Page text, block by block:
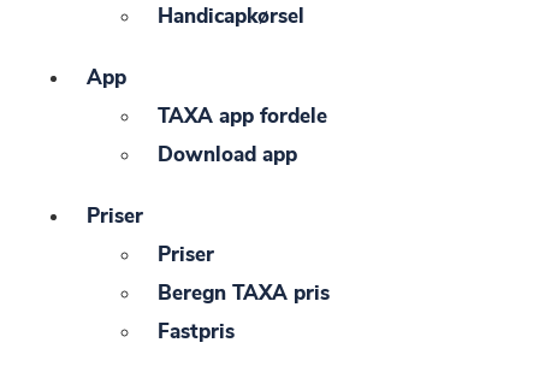
Handicapkørsel
App
TAXA app fordele
Download app
Priser
Priser
Beregn TAXA pris
Fastpris